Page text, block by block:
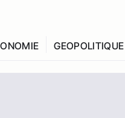
GEOPOLITIQUE